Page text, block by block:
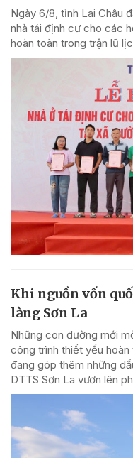
Ngày 6/8, tỉnh Lai Châu
nhà tái định cư cho các
hoàn toàn trong trận lũ
Khi nguồn vốn
làng Sơn La
Những con đường mới
công trình thiết yếu hoàn
đang góp thêm những
DTTS Sơn La vươn lên